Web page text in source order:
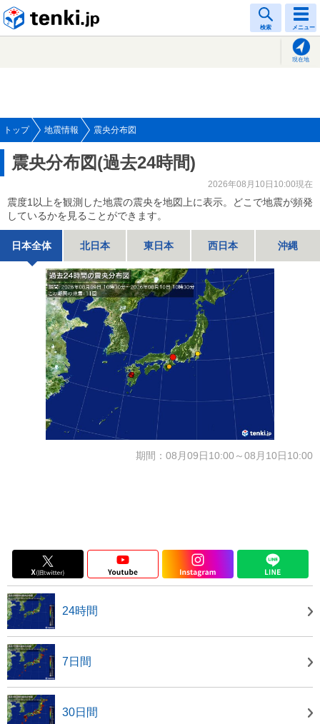
検索 メニュー
現在地
トップ 地震情報 震央分布図
震央分布図(過去24時間)
2026年08月10日10:00現在
震度1以上を観測した地震の震央を地図上に表示。どこで地震が頻発
しているかを見ることができます。
日本全体 北日本 東日本 西日本 沖縄
期間：08月09日10:00～08月10日10:00
24時間
7日間
30日間